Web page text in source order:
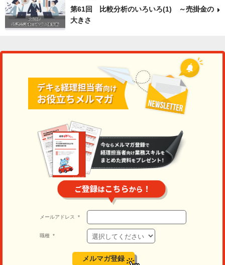
第61回 比較分析のいろいろ(1) ～売掛金の
大きさ